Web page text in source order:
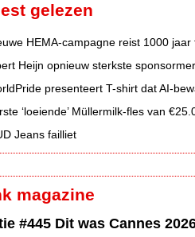
gelezen
Jeans failliet
magazine
#445 Dit was Cannes